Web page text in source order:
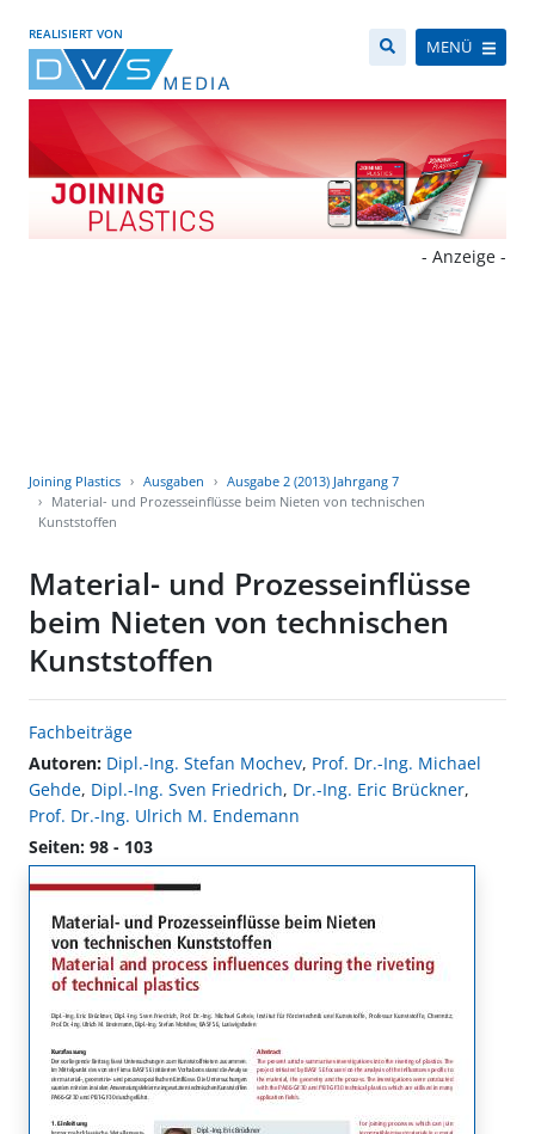
REALISIERT VON
MENÜ
- Anzeige -
Joining Plastics Ausgaben
Ausgabe 2 (2013) Jahrgang 7
Material- und Prozesseinflüsse beim Nieten von technischen
Kunststoffen
Material- und Prozesseinflüsse
beim Nieten von technischen
Kunststoffen
Fachbeiträge
Autoren: Dipl.-Ing. Stefan Mochev, Prof. Dr.-Ing. Michael
Gehde, Dipl.-Ing. Sven Friedrich, Dr.-Ing. Eric Brückner,
Prof. Dr.-Ing. Ulrich M. Endemann
Seiten: 98 - 103